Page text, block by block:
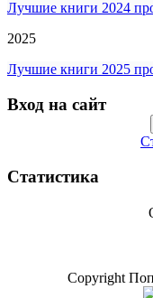
Лучшие книги 2024
2025
Лучшие книги 2025
Вход на сайт
Статистика
Copyright